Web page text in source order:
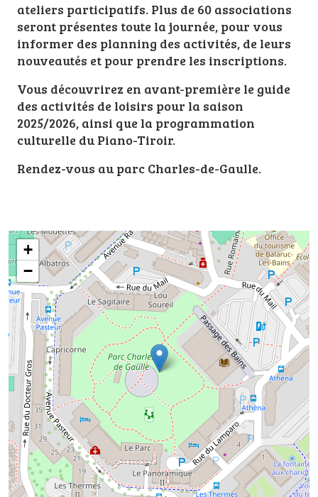
ateliers participatifs. Plus de 60 associations
seront présentes toute la journée, pour vous
informer des planning des activités, de leurs
nouveautés et pour prendre les inscriptions.
Vous découvrirez en avant-première le guide
des activités de loisirs pour la saison
2025/2026, ainsi que la programmation
culturelle du Piano-Tiroir.
Rendez-vous au parc Charles-de-Gaulle.
+
−